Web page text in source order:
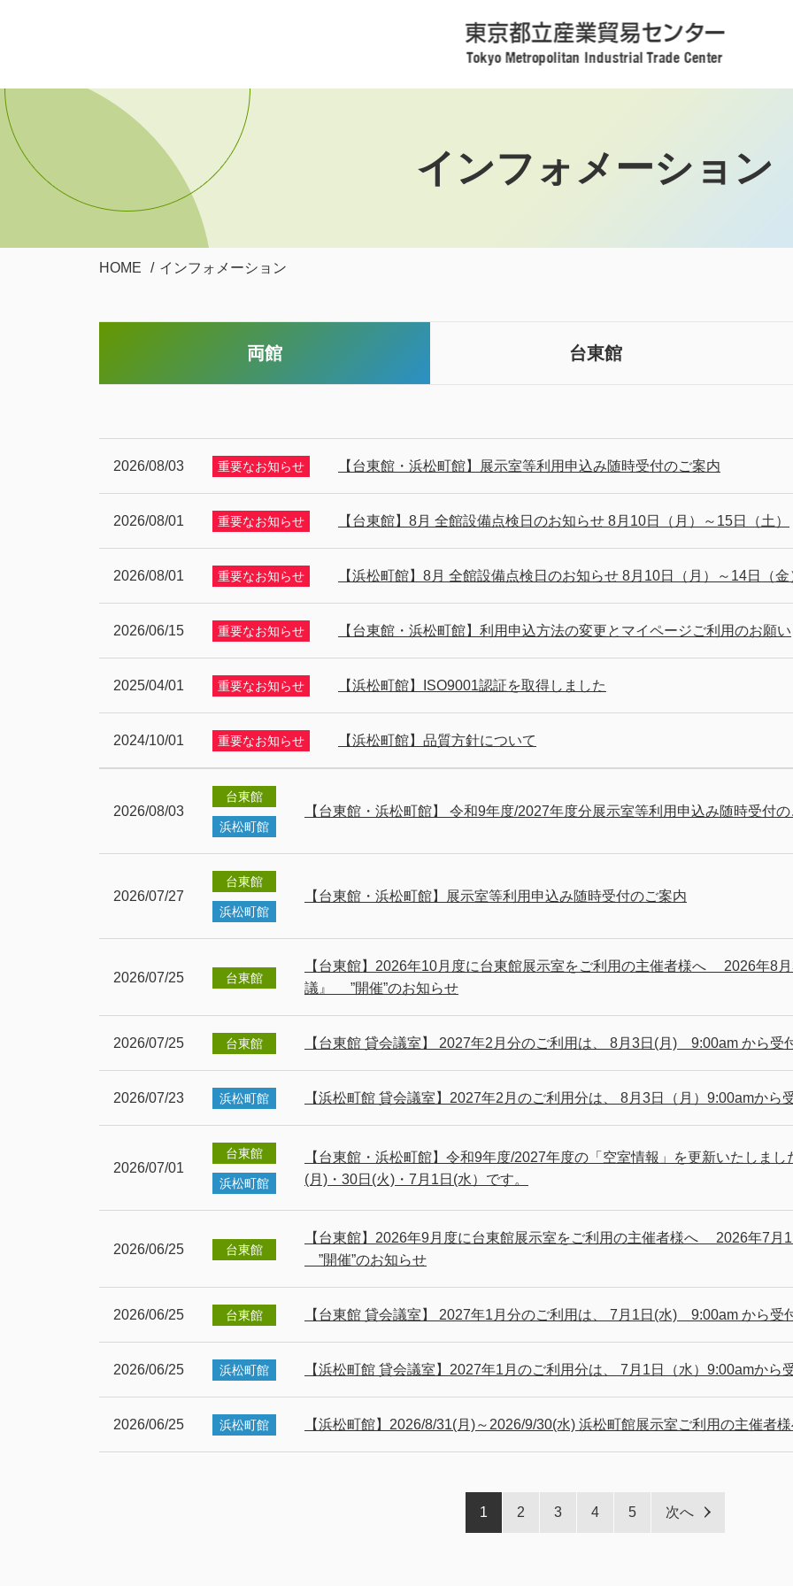
インフォメーション
HOME インフォメーション
両館 台東館
2026/08/03 重要なお知らせ 【台東館・浜松町館】展示室等利用申込み随時受付のご案内
2026/08/01 重要なお知らせ 【台東館】8月 全館設備点検日のお知らせ 8月10日（月）～15日（土）
2026/08/01 重要なお知らせ 【浜松町館】8月 全館設備点検日のお知らせ 8月10日（月）～14日（金
2026/06/15 重要なお知らせ 【台東館・浜松町館】利用申込方法の変更とマイページご利用のお願い
2025/04/01 重要なお知らせ 【浜松町館】ISO9001認証を取得しました
2024/10/01 重要なお知らせ 【浜松町館】品質方針について
2026/08/03
台東館
浜松町館
【台東館・浜松町館】 令和9年度/2027年度分展示室等利用申込み随時受付
2026/07/27
台東館
浜松町館
【台東館・浜松町館】展示室等利用申込み随時受付のご案内
2026/07/25 台東館
【台東館】2026年10月度に台東館展示室をご利用の主催者様へ 2026年8
議』 ”開催”のお知らせ
2026/07/25 台東館 【台東館 貸会議室】 2027年2月分のご利用は、 8月3日(月) 9:00am から受
2026/07/23 浜松町館 【浜松町館 貸会議室】2027年2月のご利用分は、 8月3日（月）9:00amか
2026/07/01
台東館
浜松町館
【台東館・浜松町館】令和9年度/2027年度の「空室情報」を更新いたしま
(月)・30日(火)・7月1日(水）です。
2026/06/25 台東館
【台東館】2026年9月度に台東館展示室をご利用の主催者様へ 2026年7月
”開催”のお知らせ
2026/06/25 台東館 【台東館 貸会議室】 2027年1月分のご利用は、 7月1日(水) 9:00am から受
2026/06/25 浜松町館 【浜松町館 貸会議室】2027年1月のご利用分は、 7月1日（水）9:00amか
2026/06/25 浜松町館 【浜松町館】2026/8/31(月)～2026/9/30(水) 浜松町館展示室ご利用の主催者
1 2 3 4 5 次へ